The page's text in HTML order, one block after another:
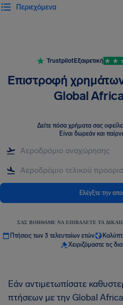
Περιεχόμενα
TrustpilotΕξαιρετική
Επιστροφή
Global
Δείτε πόσα χρήματα σας
Είναι δωρεάν και
Ελέγξτε την
ΣΑΣ ΒΟΗΘΆΜΕ ΝΑ ΕΠΙΒΆΛΕΤΕ ΤΑ
Πτήσεις των 3 τελευταίων ετών
Χειριζόμαστε τις
Εάν αντιμετωπίσατε
πτήσεων με την Global